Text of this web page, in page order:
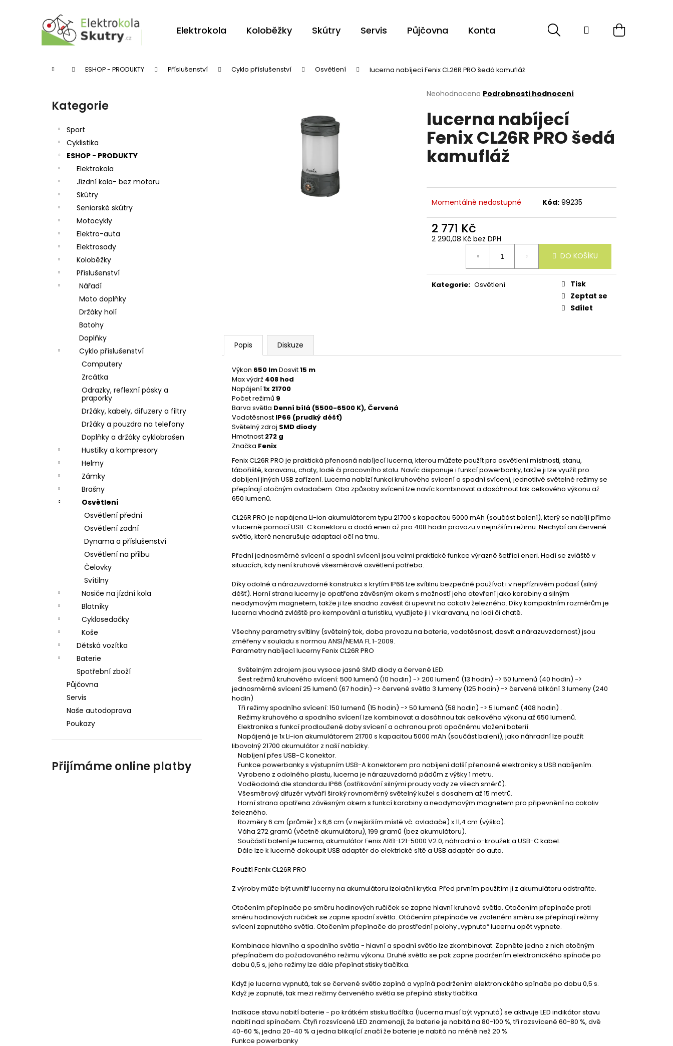
Elektrokola Koloběžky Skútry Servis Půjčovna Kontakt Sport Cyklistika
HledatPřihlášeníNákupní
Domů ESHOP - PRODUKTY Příslušenství Cyklo příslušenství Osvětlení lucerna nabíjecí Fenix CL26R PRO šedá kamufláž
Přeskočit
kategorie
Kategorie
Sport
Cyklistika
ESHOP - PRODUKTY
Elektrokola
Jízdní kola- bez motoru
Skútry
Seniorské skútry
Motocykly
Elektro-auta
Elektrosady
Koloběžky
Příslušenství
Nářadí
Moto doplňky
Držáky holí
Batohy
Doplňky
Cyklo příslušenství
Computery
Zrcátka
Odrazky, reflexní pásky a
praporky
Držáky, kabely, difuzery a filtry
Držáky a pouzdra na telefony
Doplňky a držáky cyklobrašen
Hustilky a kompresory
Helmy
Zámky
Brašny
Osvětlení
Osvětlení přední
Osvětlení zadní
Dynama a příslušenství
Osvětlení na přilbu
Čelovky
Svítilny
Nosiče na jízdní kola
Blatníky
Cyklosedačky
Koše
Dětská vozítka
Baterie
Spotřební zboží
Půjčovna
Servis
Naše autodoprava
Poukazy
Přijímáme online platby
Průměrné
produktu
0,0
5
hvězdiček.
Neohodnoceno Podrobnosti hodnocení
lucerna nabíjecí
Fenix CL26R PRO šedá
kamufláž
Momentálně nedostupné Kód: 99235
2 771 Kč
2 290,08 Kč bez DPH
DO KOŠÍKU
Kategorie: Osvětlení
Tisk
Zeptat se
Sdílet
Popis Diskuze
Výkon 650 lmDosvit15 m
Max výdrž 408 hod
Napájení1x 21700
Počet režimů 9
Barva světla Denní bílá (5500-6500 K), Červená
Vodotěsnost IP66 (prudký déšť)
Světelný zdroj SMD diody
Hmotnost 272 g
Značka Fenix
Fenix CL26R PRO je praktická přenosná nabíjecí lucerna, kterou můžete použít pro osvětlení místnosti, stanu,
tábořiště, karavanu, chaty, lodě či pracovního stolu. Navíc disponuje i funkcí powerbanky, takže ji lze využít pro
dobíjení jiných USB zařízení. Lucerna nabízí funkci kruhového svícení a spodní svícení, jednotlivé světelné režimy se
přepínají otočným ovladačem. Oba způsoby svícení lze navíc kombinovat a dosáhnout tak celkového výkonu až
650 lumenů.
CL26R PRO je napájena Li-ion akumulátorem typu 21700 s kapacitou 5000 mAh (součást balení), který se nabíjí přímo
v lucerně pomocí USB-C konektoru a dodá eneri až pro 408 hodin provozu v nejnižším režimu. Nechybí ani červené
světlo, které nenarušuje adaptaci očí na tmu.
Přední jednosměrné svícení a spodní svícení jsou velmi praktické funkce výrazně šetřící eneri. Hodí se zvláště v
situacích, kdy není kruhové všesměrové osvětlení potřeba.
Díky odolné a nárazuvzdorné konstrukci s krytím IP66 lze svítilnu bezpečně používat i v nepříznivém počasí (silný
déšť). Horní strana lucerny je opatřena závěsným okem s možností jeho otevření jako karabiny a silným
neodymovým magnetem, takže ji lze snadno zavěsit či upevnit na cokoliv železného. Díky kompaktním rozměrům je
lucerna vhodná zvláště pro kempování a turistiku, využijete ji i v karavanu, na lodi či chatě.
Všechny parametry svítilny (světelný tok, doba provozu na baterie, vodotěsnost, dosvit a nárazuvzdornost) jsou
změřeny v souladu s normou ANSI/NEMA FL 1-2009.
Parametry nabíjecí lucerny Fenix CL26R PRO
Světelným zdrojem jsou vysoce jasné SMD diody a červené LED.
Šest režimů kruhového svícení: 500 lumenů (10 hodin) -> 200 lumenů (13 hodin) -> 50 lumenů (40 hodin) ->
jednosměrné svícení 25 lumenů (67 hodin) -> červené světlo 3 lumeny (125 hodin) -> červené blikání 3 lumeny (240
hodin)
Tři režimy spodního svícení: 150 lumenů (15 hodin) -> 50 lumenů (58 hodin) -> 5 lumenů (408 hodin) .
Režimy kruhového a spodního svícení lze kombinovat a dosáhnou tak celkového výkonu až 650 lumenů.
Elektronika s funkcí prodloužené doby svícení a ochranou proti opačnému vložení baterií.
Napájená je 1x Li-ion akumulátorem 21700 s kapacitou 5000 mAh (součást balení), jako náhradní lze použít
libovolný 21700 akumulátor z naší nabídky.
Nabíjení přes USB-C konektor.
Funkce powerbanky s výstupním USB-A konektorem pro nabíjení další přenosné elektroniky s USB nabíjením.
Vyrobeno z odolného plastu, lucerna je nárazuvzdorná pádům z výšky 1 metru.
Voděodolná dle standardu IP66 (ostřikování silnými proudy vody ze všech směrů).
Všesměrový difuzér vytváří široký rovnoměrný světelný kužel s dosahem až 15 metrů.
Horní strana opatřena závěsným okem s funkcí karabiny a neodymovým magnetem pro připevnění na cokoliv
železného.
Rozměry 6 cm (průměr) x 6,6 cm (v nejširším místě vč. ovladače) x 11,4 cm (výška).
Váha 272 gramů (včetně akumulátoru), 199 gramů (bez akumulátoru).
Součástí balení je lucerna, akumulátor Fenix ARB-L21-5000 V2.0, náhradní o-kroužek a USB-C kabel.
Dále lze k lucerně dokoupit USB adaptér do elektrické sítě a USB adaptér do auta.
Použití Fenix CL26R PRO
Z výroby může být uvnitř lucerny na akumulátoru izolační krytka. Před prvním použitím ji z akumulátoru odstraňte.
Otočením přepínače po směru hodinových ručiček se zapne hlavní kruhové světlo. Otočením přepínače proti
směru hodinových ručiček se zapne spodní světlo. Otáčením přepínače ve zvoleném směru se přepínají režimy
svícení zapnutého světla. Otočením přepínače do prostřední polohy „vypnuto“ lucernu opět vypnete.
Kombinace hlavního a spodního světla - hlavní a spodní světlo lze zkombinovat. Zapněte jedno z nich otočným
přepínačem do požadovaného režimu výkonu. Druhé světlo se pak zapne podržením elektronického spínače po
dobu 0,5 s, jeho režimy lze dále přepínat stisky tlačítka.
Když je lucerna vypnutá, tak se červené světlo zapíná a vypíná podržením elektronického spínače po dobu 0,5 s.
Když je zapnuté, tak mezi režimy červeného světla se přepíná stisky tlačítka.
Indikace stavu nabití baterie - po krátkém stisku tlačítka (lucerna musí být vypnutá) se aktivuje LED indikátor stavu
nabití nad spínačem. Čtyři rozsvícené LED znamenají, že baterie je nabitá na 80-100 %, tři rozsvícené 60-80 %, dvě
40-60 %, jedna 20-40 % a jedna blikající značí že baterie je nabitá na méně než 20 %.
Funkce powerbanky
Zpět
Zpět
Doporučujeme